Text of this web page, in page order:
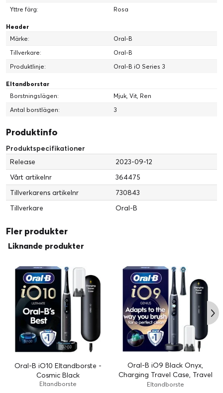
Yttre färg:
Rosa
Header
Märke:
Oral-B
Tillverkare:
Oral-B
Produktlinje:
Oral-B iO Series 3
Eltandborstar
Borstningslägen:
Mjuk, Vit, Ren
Antal borstlägen:
3
Produktinfo
Produktspecifikationer
Release
2023-09-12
Vårt artikelnr
364475
Tillverkarens artikelnr
730843
Tillverkare
Oral-B
Fler produkter
Liknande produkter
Oral-B iO10 Eltandborste -
Cosmic Black
Eltandborste
Oral-B iO9 Black Onyx,
Charging Travel Case, Travel
Refill Holder, 1 Extra Refill
Eltandborste